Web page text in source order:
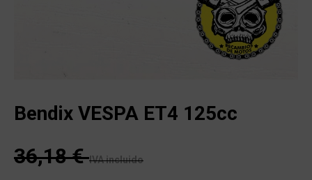
Bendix VESPA ET4 125cc
36,18€ IVA incluido